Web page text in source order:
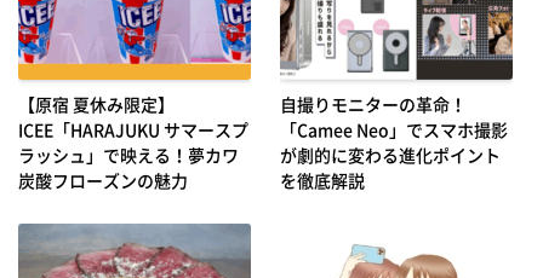
【原宿 夏休み限定】
ICEE「HARAJUKU サマースプ
ラッシュ」で映える！夢カワ
炭酸フローズンの魅力
自撮りモニターの革命！
「Camee Neo」でスマホ撮影
が劇的に変わる進化ポイント
を徹底解説